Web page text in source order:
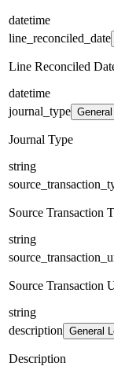
datetime
line_reconciled_date
Line Reconciled
datetime
journal_type
Journal Type
string
Source Transaction
string
Source Transaction
string
description General
Description